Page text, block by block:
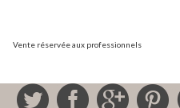
Vente réservée aux professionnels